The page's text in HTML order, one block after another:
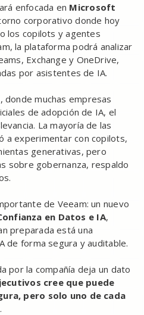
enfocada en Microsoft
corporativo donde hoy
los copilots y agentes
la plataforma podrá analizar
Exchange y OneDrive,
por asistentes de IA.
donde muchas empresas
de adopción de IA, el
La mayoría de las
a experimentar con copilots,
generativas, pero
sobre gobernanza, respaldo
de Veeam: un nuevo
en Datos e IA,
preparada está una
de forma segura y auditable.
por la compañía deja un dato
cree que puede
pero solo uno de cada
.